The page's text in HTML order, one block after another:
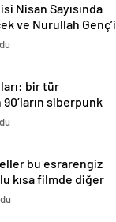
Nisan Sayısında
ve Nurullah Gençʼi
(Mayıs, 2025) –
bir tür
90’ların siberpunk
bu esrarengiz
kısa filmde diğer
karşılaşır